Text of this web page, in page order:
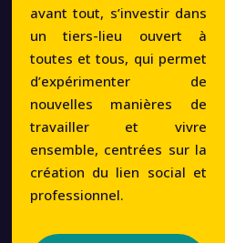
avant tout, s’investir dans
un tiers-lieu ouvert à
toutes et tous, qui permet
d’expérimenter de
nouvelles manières de
travailler et vivre
ensemble, centrées sur la
création du lien social et
professionnel.